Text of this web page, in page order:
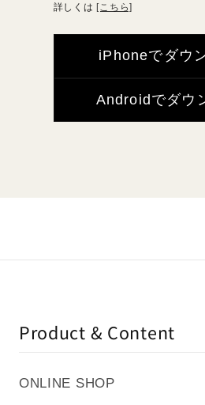
詳しくは[こちら]
iPhoneでダウ
Androidでダウ
Product & Content
ONLINE SHOP